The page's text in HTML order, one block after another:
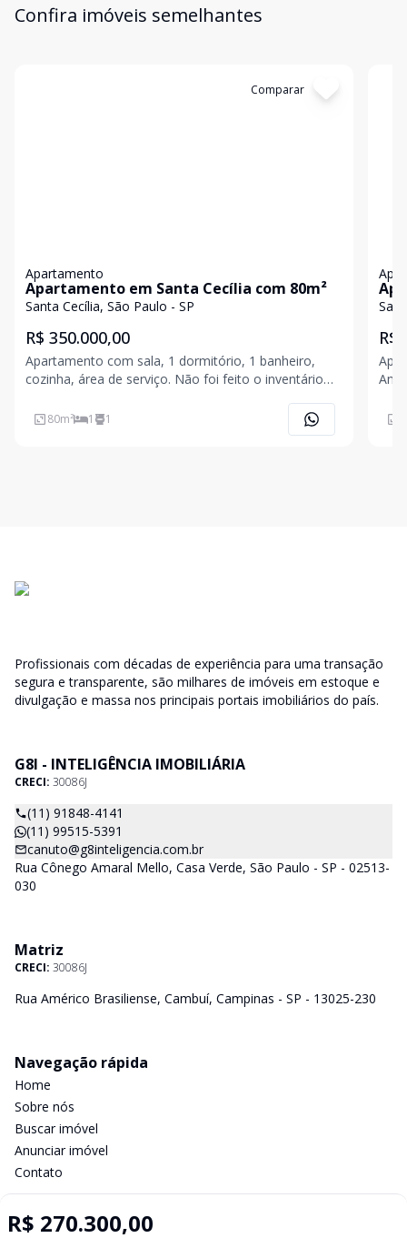
Confira imóveis semelhantes
Comparar
Apartamento
Apartamento em Santa Cecília com 80m²
Santa Cecília, São Paulo - SP
R$ 350.000,00
Apartamento com sala, 1 dormitório, 1 banheiro,
cozinha, área de serviço. Não foi feito o inventário
80m² 1 1
R$
Andares: 17
R$ 270.300,00
Profissionais com décadas de experiência para uma transação
segura e transparente, são milhares de imóveis em estoque e
divulgação e massa nos principais portais imobiliários do país.
G8I - INTELIGÊNCIA IMOBILIÁRIA
CRECI: 30086J
(11) 91848-4141
(11) 99515-5391
canuto@g8inteligencia.com.br
Rua Cônego Amaral Mello, Casa Verde, São Paulo - SP - 02513-
030
Matriz
CRECI: 30086J
Rua Américo Brasiliense, Cambuí, Campinas - SP - 13025-230
Navegação rápida
Home
Sobre nós
Buscar imóvel
Anunciar imóvel
Contato